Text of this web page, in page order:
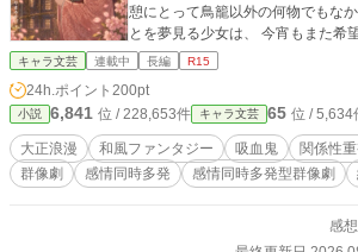
憩にとって鳥籠以外の何物でもなかった。 大空へ
とを夢見る少女は、 今宵もまた希
げる。 この夜が、宿命を運命に変える日になることを知らず
（ごせい）― 【完】 本作は前作の
ちらからでもお楽しみいただけます⭐︎ ※当シリーズは、
瞬間に最も感情が動いた人物を描
点が切り替わります
キャラ文芸 連載中 長編 R15
24h.ポイント 200pt
小説 6,841 位 / 228,653件 キャラ文芸 65 位 / 5,634
大正浪漫 和風ファンタジー 吸血鬼 関係性
群像劇
感情同時多発 感情同時多発型群像劇
感